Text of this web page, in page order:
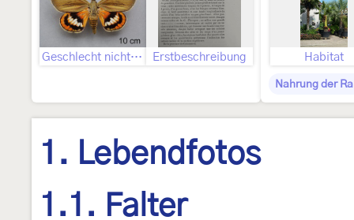
Geschlecht nicht bestimmt Erstbeschreibung Habitat
Nahrung der
1. Lebendfotos
1.1. Falter